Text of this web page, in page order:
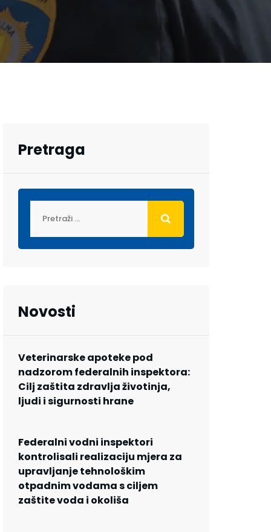
Pretraga
Novosti
Veterinarske apoteke pod
nadzorom federalnih inspektora:
Cilj zaštita zdravlja životinja,
ljudi i sigurnosti hrane
Federalni vodni inspektori
kontrolisali realizaciju mjera za
upravljanje tehnološkim
otpadnim vodama s ciljem
zaštite voda i okoliša